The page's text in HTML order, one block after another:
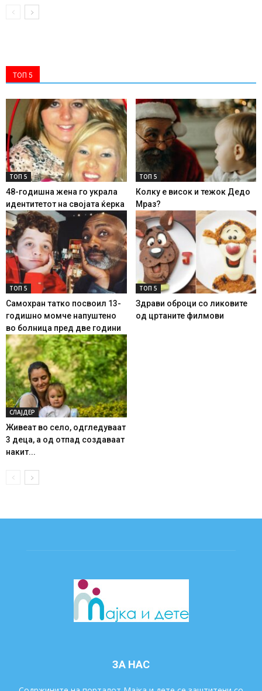
ТОП 5
ТОП 5
48-годишна жена го украла
идентитетот на својата ќерка
ТОП 5
Колку е висок и тежок Дедо
Мраз?
ТОП 5
Самохран татко посвоил 13-
годишно момче напуштено
во болница пред две години
ТОП 5
Здрави оброци со ликовите
од цртаните филмови
СЛАЈДЕР
Живеат во село, одгледуваат
3 деца, а од отпад создаваат
накит...
ЗА НАС